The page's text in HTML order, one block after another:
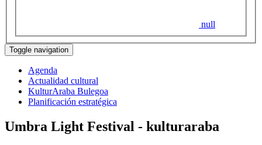
null
Toggle navigation
Agenda
Actualidad cultural
KulturAraba Bulegoa
Planificación estratégica
Umbra Light Festival - kulturaraba